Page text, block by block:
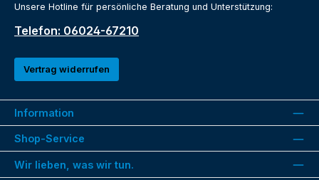
Unsere Hotline für persönliche Beratung und Unterstützung:
Telefon: 06024-67210
Vertrag widerrufen
Information
Shop-Service
Wir lieben, was wir tun.